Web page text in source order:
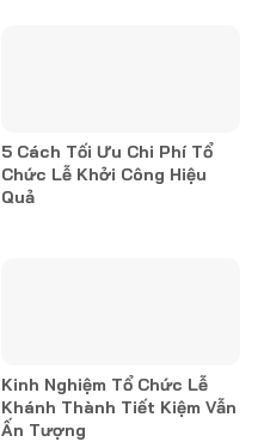
5 Cách Tối Ưu Chi Phí Tổ
Chức Lễ Khởi Công Hiệu
Quả
Kinh Nghiệm Tổ Chức Lễ
Khánh Thành Tiết Kiệm Vẫn
Ấn Tượng